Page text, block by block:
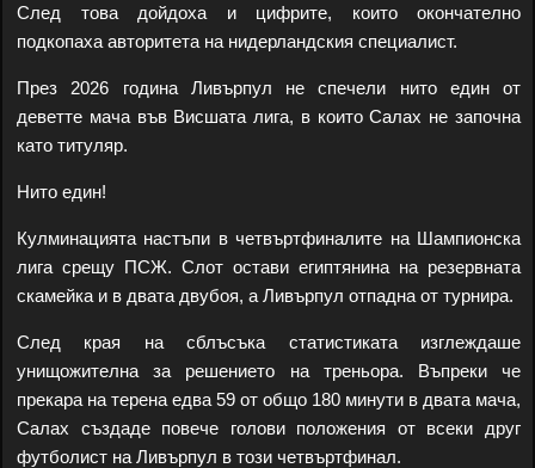
След това дойдоха и цифрите, които окончателно
подкопаха авторитета на нидерландския специалист.
През 2026 година Ливърпул не спечели нито един от
деветте мача във Висшата лига, в които Салах не започна
като титуляр.
Нито един!
Кулминацията настъпи в четвъртфиналите на Шампионска
лига срещу ПСЖ. Слот остави египтянина на резервната
скамейка и в двата двубоя, а Ливърпул отпадна от турнира.
След края на сблъсъка статистиката изглеждаше
унищожителна за решението на треньора. Въпреки че
прекара на терена едва 59 от общо 180 минути в двата мача,
Салах създаде повече голови положения от всеки друг
футболист на Ливърпул в този четвъртфинал.